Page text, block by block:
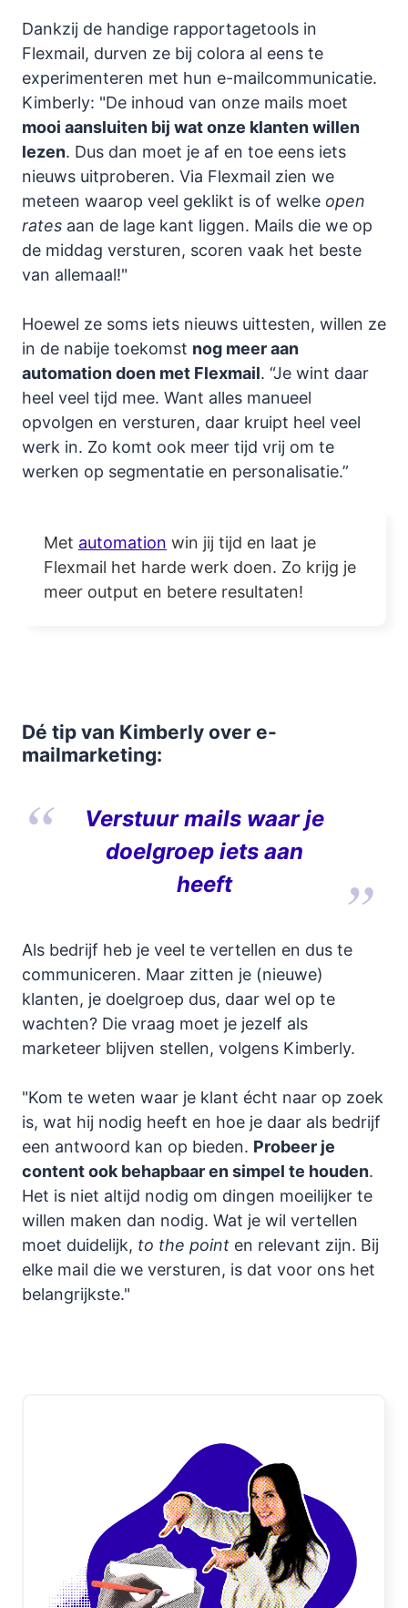
Dankzij de handige rapportagetools in
Flexmail, durven ze bij colora al eens te
experimenteren met hun e-mailcommunicatie.
Kimberly: "De inhoud van onze mails moet
mooi aansluiten bij wat onze klanten willen
lezen. Dus dan moet je af en toe eens iets
nieuws uitproberen. Via Flexmail zien we
meteen waarop veel geklikt is of welke open
rates aan de lage kant liggen. Mails die we op
de middag versturen, scoren vaak het beste
van allemaal!"
Hoewel ze soms iets nieuws uittesten, willen ze
in de nabije toekomst nog meer aan
automation doen met Flexmail. “Je wint daar
heel veel tijd mee. Want alles manueel
opvolgen en versturen, daar kruipt heel veel
werk in. Zo komt ook meer tijd vrij om te
werken op segmentatie en personalisatie.”
Met automation win jij tijd en laat je
Flexmail het harde werk doen. Zo krijg je
meer output en betere resultaten!
Dé tip van Kimberly over e-
mailmarketing:
Verstuur mails waar je
doelgroep iets aan
heeft
Als bedrijf heb je veel te vertellen en dus te
communiceren. Maar zitten je (nieuwe)
klanten, je doelgroep dus, daar wel op te
wachten? Die vraag moet je jezelf als
marketeer blijven stellen, volgens Kimberly.
"Kom te weten waar je klant écht naar op zoek
is, wat hij nodig heeft en hoe je daar als bedrijf
een antwoord kan op bieden. Probeer je
content ook behapbaar en simpel te houden.
Het is niet altijd nodig om dingen moeilijker te
willen maken dan nodig. Wat je wil vertellen
moet duidelijk, to the point en relevant zijn. Bij
elke mail die we versturen, is dat voor ons het
belangrijkste."